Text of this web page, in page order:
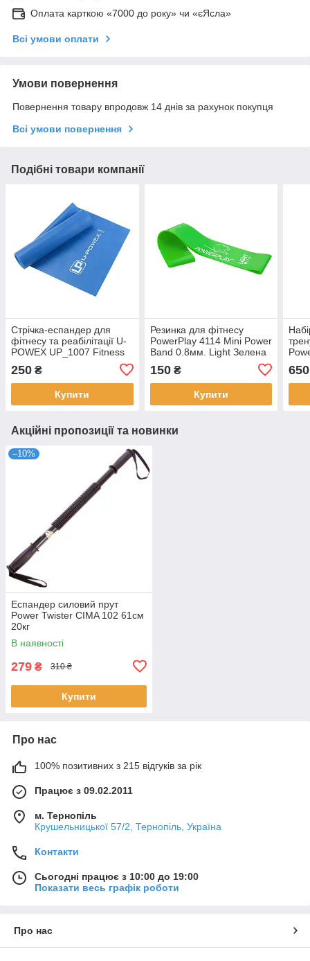
Оплата карткою «7000 до року» чи «єЯсла»
Всі умови оплати
Умови повернення
Повернення товару впродовж 14 днів за рахунок покупця
Всі умови повернення
Подібні товари компанії
Стрічка-еспандер для
фітнесу та реабілітації U-
POWEX UP_1007 Fitness
band 0.4мм. (6.8 кг) Blue
250 ₴
Купити
Резинка для фітнесу
PowerPlay 4114 Mini Power
Band 0.8мм. Light Зелена
150₴
Купити
650
Акційні пропозиції та новинки
–10%
Еспандер силовий прут
Power Twister CIMA 102 61см
20кг
В наявності
279 ₴ 310 ₴
Купити
Про нас
100% позитивних з 215 відгуків за рік
Працює з 09.02.2011
м. Тернопіль
Крушельницької 57/2, Тернопіль, Україна
Контакти
Сьогодні працює з 10:00 до 19:00
Показати весь графік роботи
Про нас